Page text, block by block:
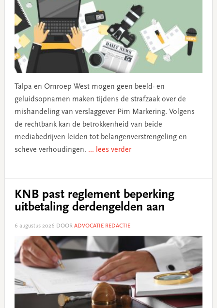
Talpa en Omroep West mogen geen beeld- en
geluidsopnamen maken tijdens de strafzaak over de
mishandeling van verslaggever Pim Markering. Volgens
de rechtbank kan de betrokkenheid van beide
mediabedrijven leiden tot belangenverstrengeling en
scheve verhoudingen. ... lees verder
KNB past reglement beperking
uitbetaling derdengelden aan
6 augustus 2026 DOOR ADVOCATIE REDACTIE